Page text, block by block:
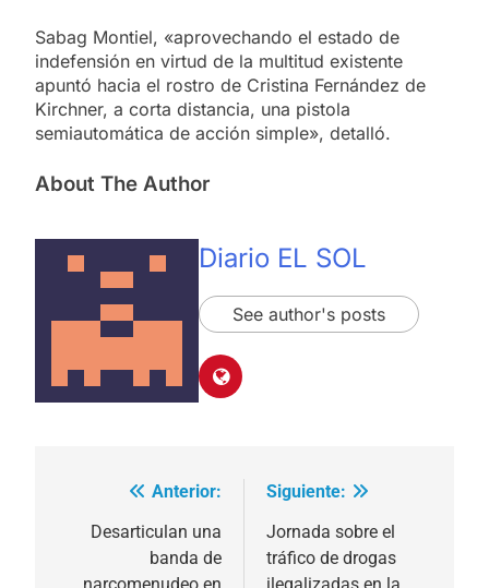
Sabag Montiel, «aprovechando el estado de
indefensión en virtud de la multitud existente
apuntó hacia el rostro de Cristina Fernández de
Kirchner, a corta distancia, una pistola
semiautomática de acción simple», detalló.
About The Author
Diario EL SOL
See author's posts
Navegación
entradas
Anterior:
Desarticulan una
banda de
Siguiente:
Jornada sobre el
tráfico de drogas